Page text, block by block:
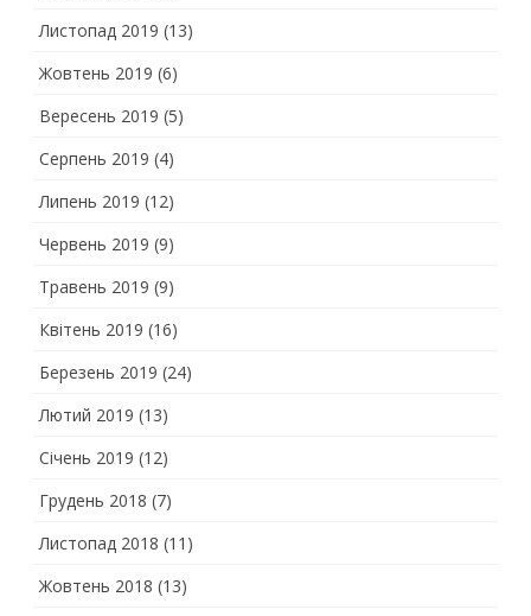
Листопад 2019 (13)
Жовтень 2019 (6)
Вересень 2019 (5)
Серпень 2019 (4)
Липень 2019 (12)
Червень 2019 (9)
Травень 2019 (9)
Квітень 2019 (16)
Березень 2019 (24)
Лютий 2019 (13)
Січень 2019 (12)
Грудень 2018 (7)
Листопад 2018 (11)
Жовтень 2018 (13)